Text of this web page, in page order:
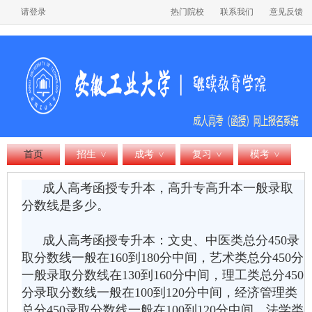
请登录 热门院校 联系我们 意见反馈
首页 招生 > 成考 > 复习 > 模考 >
成人高考函授专升本，高升专高升本一般录取
分数线是多少。
成人高考函授专升本 ：文史、中医类总分450录
取分数线一般在160到180分中间，艺术类总分450分
一般录取分数线在130到160分中间，理工类总分450
分录取分数线一般在100到120分中间，经济管理类